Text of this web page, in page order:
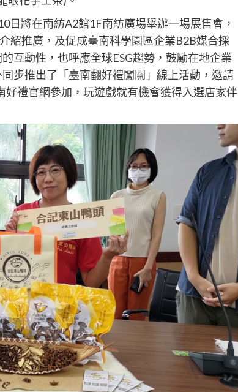
將在南紡A2館1F南紡廣場舉辦一場展售會，
紹推廣，及促成臺南科學園區企業B2B媒合採
互動性，也呼應全球ESG趨勢，鼓勵在地企業
步推出了「臺南翻好禮闖關」線上活動，邀請
禮官網參加，玩遊戲就有機會獲得入選店家伴